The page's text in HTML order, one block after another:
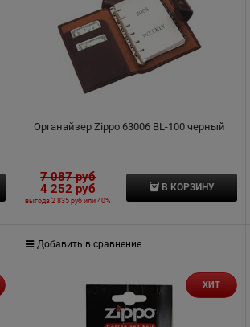
Органайзер Zippo 63006 BL-100 черный
7 087 руб
4 252 руб
выгода2 835 рубили40%
В КОРЗИНУ
Добавить в сравнение
ХИТ